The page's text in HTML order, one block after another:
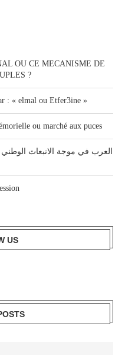
OU CE MECANISME DE
?
: « elmal ou Etfer3ine »
ou marché aux puces
العرب في موجة الانبعاث
US